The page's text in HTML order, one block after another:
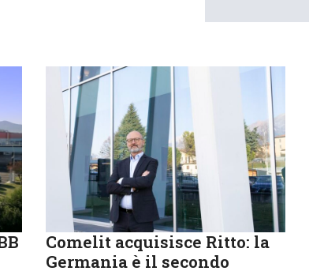
Comelit acquisisce Ritto: la
Germania è il secondo